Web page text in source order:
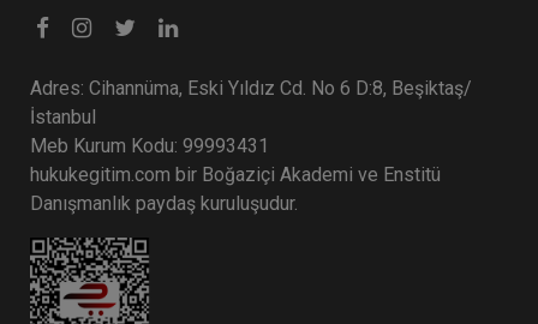
Adres: Cihannüma, Eski Yıldız Cd. No 6 D:8, Beşiktaş/
İstanbul
Meb Kurum Kodu: 99993431
hukukegitim.com bir Boğaziçi Akademi ve Enstitü
Danışmanlık paydaş kuruluşudur.